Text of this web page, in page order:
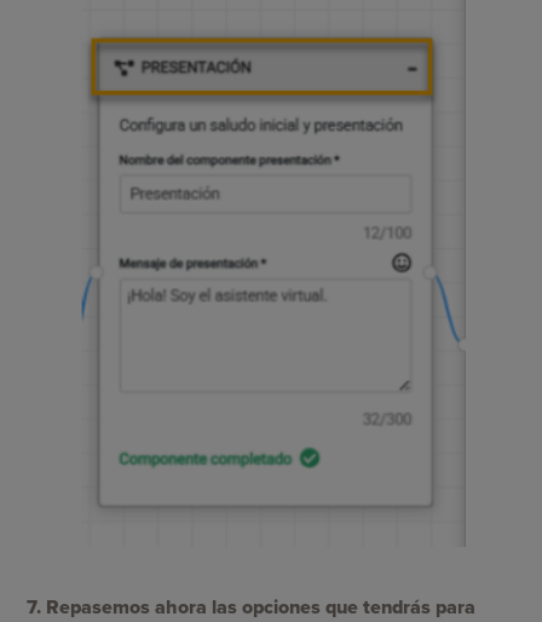
7. Repasemos ahora las opciones que tendrás para